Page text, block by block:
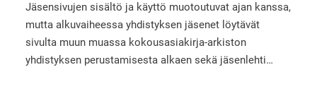
Jäsensivujen sisältö ja käyttö muotoutuvat ajan kanssa,
mutta alkuvaiheessa yhdistyksen jäsenet löytävät
sivulta muun muassa kokousasiakirja-arkiston
yhdistyksen perustamisesta alkaen sekä jäsenlehti…